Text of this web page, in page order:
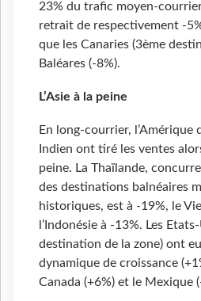
23% du trafic moyen-
retrait de respectivement -
que les Canaries (3ème
Baléares (-8%).
L’Asie à la peine
En long-courrier, l’Amérique
Indien ont tiré les ventes
peine. La Thaïlande,
des destinations balnéaires
historiques, est à -19%, le
l’Indonésie à -13%. Les
destination de la zone) ont
dynamique de croissance
Canada (+6%) et le Mexique